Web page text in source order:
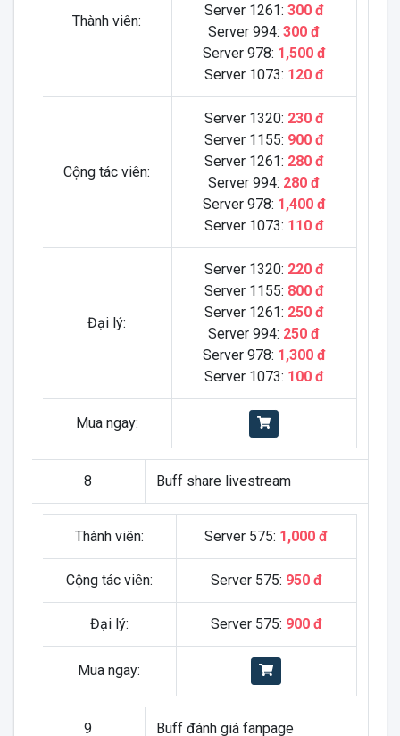
Thành viên:
Server 1261: 300 đ
Server 994: 300 đ
Server 978: 1,500 đ
Server 1073: 120 đ
Cộng tác viên:
Server 1320: 230 đ
Server 1155: 900 đ
Server 1261: 280 đ
Server 994: 280 đ
Server 978: 1,400 đ
Server 1073: 110 đ
Đại lý:
Server 1320: 220 đ
Server 1155: 800 đ
Server 1261: 250 đ
Server 994: 250 đ
Server 978: 1,300 đ
Server 1073: 100 đ
Mua ngay:
8 Buff share livestream
Thành viên: Server 575: 1,000 đ
Cộng tác viên: Server 575: 950 đ
Đại lý: Server 575: 900 đ
Mua ngay:
9 Buff đánh giá fanpage